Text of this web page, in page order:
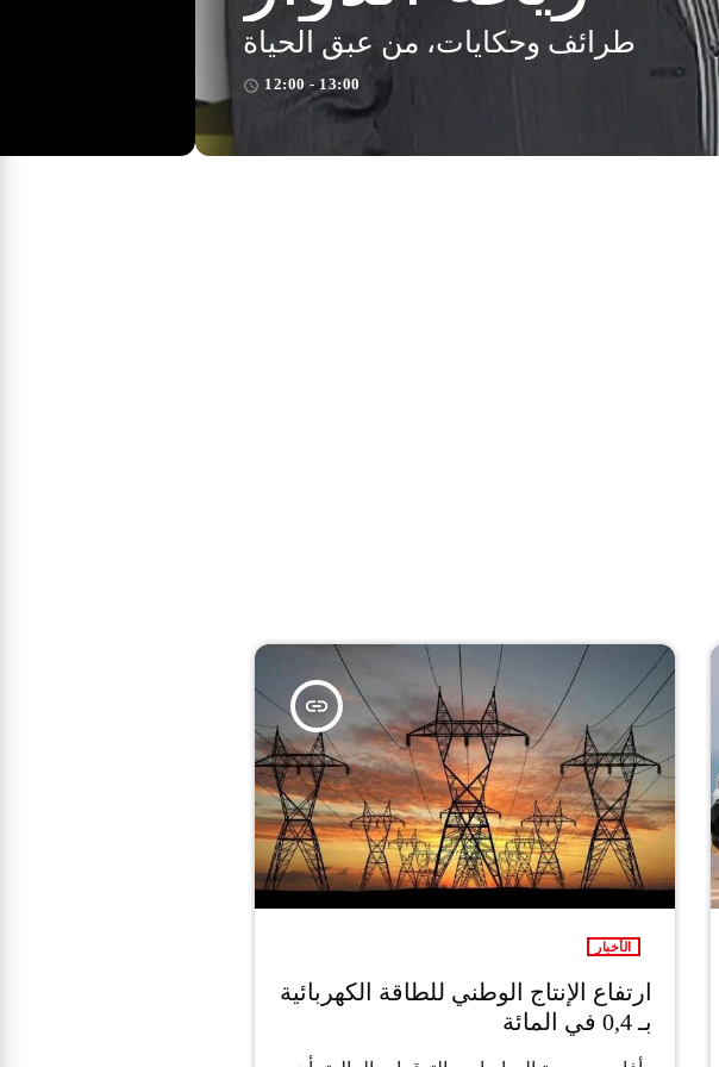
طرائف وحكايات، من عبق الحياة
access_time 12:00 - 13:00
insert_link
الأخبار
ارتفاع الإنتاج الوطني للطاقة الكهربائية
بـ 0,4 في المائة